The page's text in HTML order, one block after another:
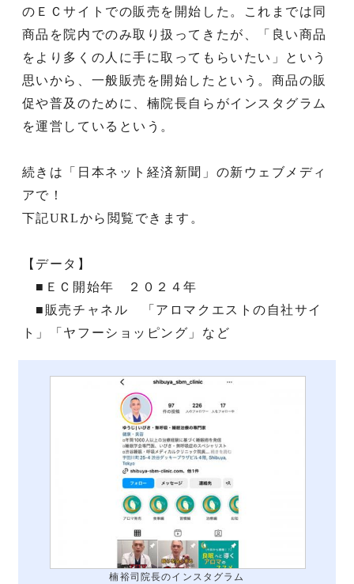
のＥＣサイトでの販売を開始した。これまでは同
商品を院内でのみ取り扱ってきたが、「良い商品
をより多くの人に手に取ってもらいたい」という
思いから、一般販売を開始したという。商品の販
促や普及のために、楠院長自らがインスタグラム
を運営しているという。
続きは「日本ネット経済新聞」の新ウェブメディ
アで！
下記URLから閲覧できます。
【データ】
■ＥＣ開始年 ２０２４年
■販売チャネル 「アロマクエストの自社サイ
ト」「ヤフーショッピング」など
楠裕司院長のインスタグラム